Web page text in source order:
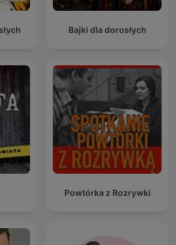
Bajki dla dorosłych
Powtórka z Rozrywki